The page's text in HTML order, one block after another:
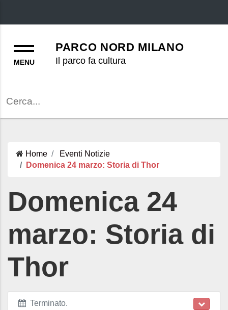
PARCO NORD MILANO
Il parco fa cultura
Home Eventi Notizie
Domenica 24 marzo: Storia di Thor
Domenica 24
marzo: Storia di
Thor
Terminato.